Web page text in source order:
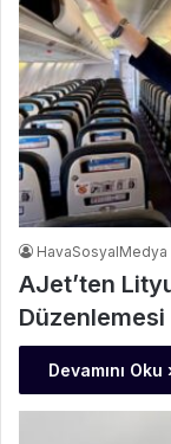
HavaSosyalMedya
AJet’ten
Düzenlemesi
Devamını Oku